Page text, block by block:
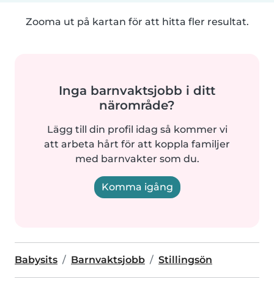
Zooma ut på kartan för att hitta fler resultat.
Inga barnvaktsjobb i ditt
närområde?
Lägg till din profil idag så kommer vi
att arbeta hårt för att koppla familjer
med barnvakter som du.
Komma igång
Babysits Barnvaktsjobb Stillingsön